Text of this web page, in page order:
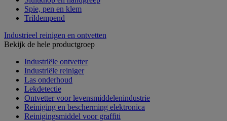
Spie, pen en klem
Trildempend
Industrieel reinigen en ontvetten
Bekijk de hele productgroep
Industriële ontvetter
Industriële reiniger
Las onderhoud
Lekdetectie
Ontvetter voor levensmiddelenindustrie
Reiniging en bescherming elektronica
Reinigingsmiddel voor graffiti